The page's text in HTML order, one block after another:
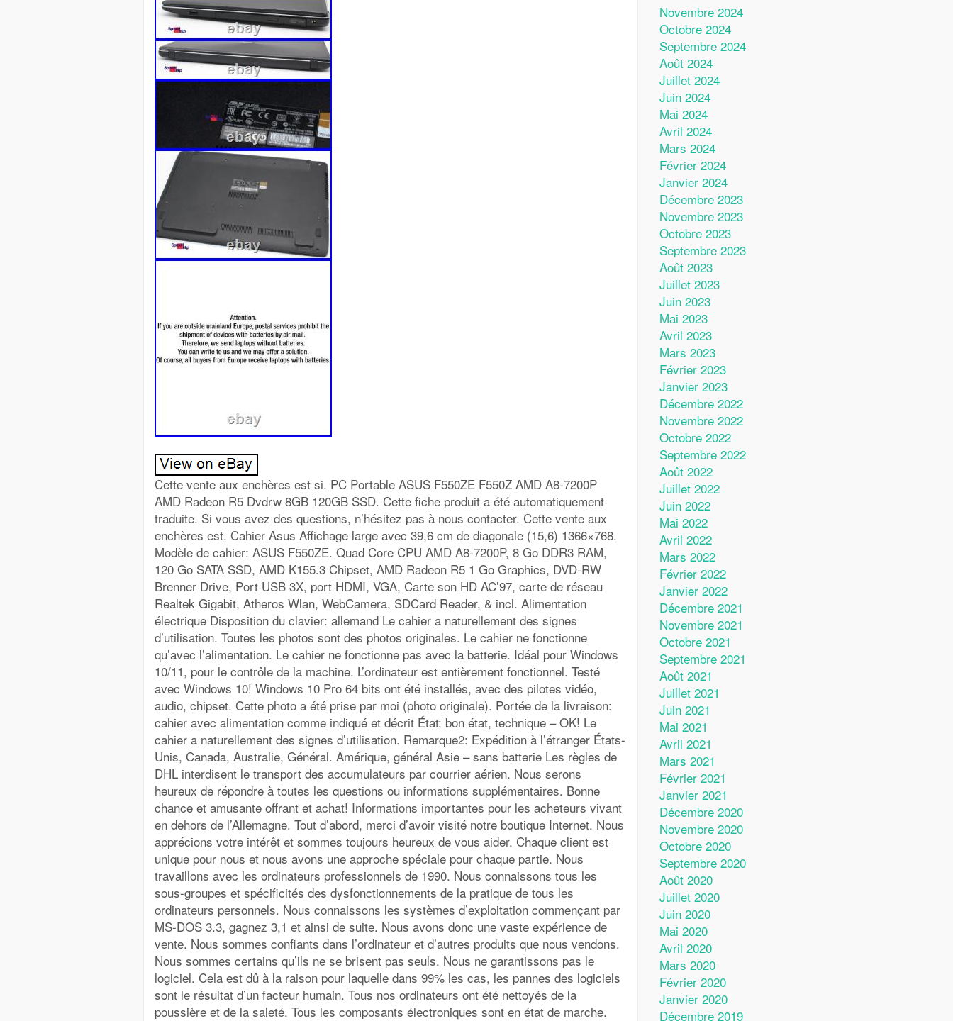
Cette vente aux enchères est si. PC Portable ASUS F550ZE F550Z AMD A8-7200P
AMD Radeon R5 Dvdrw 8GB 120GB SSD. Cette fiche produit a été automatiquement
traduite. Si vous avez des questions, n’hésitez pas à nous contacter. Cette vente aux
enchères est. Cahier Asus Affichage large avec 39,6 cm de diagonale (15,6) 1366×768.
Modèle de cahier: ASUS F550ZE. Quad Core CPU AMD A8-7200P, 8 Go DDR3 RAM,
120 Go SATA SSD, AMD K155.3 Chipset, AMD Radeon R5 1 Go Graphics, DVD-RW
Brenner Drive, Port USB 3X, port HDMI, VGA, Carte son HD AC’97, carte de réseau
Realtek Gigabit, Atheros Wlan, WebCamera, SDCard Reader, & incl. Alimentation
électrique Disposition du clavier: allemand Le cahier a naturellement des signes
d’utilisation. Toutes les photos sont des photos originales. Le cahier ne fonctionne
qu’avec l’alimentation. Le cahier ne fonctionne pas avec la batterie. Idéal pour Windows
10/11, pour le contrôle de la machine. L’ordinateur est entièrement fonctionnel. Testé
avec Windows 10! Windows 10 Pro 64 bits ont été installés, avec des pilotes vidéo,
audio, chipset. Cette photo a été prise par moi (photo originale). Portée de la livraison:
cahier avec alimentation comme indiqué et décrit État: bon état, technique – OK! Le
cahier a naturellement des signes d’utilisation. Remarque2: Expédition à l’étranger États-
Unis, Canada, Australie, Général. Amérique, général Asie – sans batterie Les règles de
DHL interdisent le transport des accumulateurs par courrier aérien. Nous serons
heureux de répondre à toutes les questions ou informations supplémentaires. Bonne
chance et amusante offrant et achat! Informations importantes pour les acheteurs vivant
en dehors de l’Allemagne. Tout d’abord, merci d’avoir visité notre boutique Internet. Nous
apprécions votre intérêt et sommes toujours heureux de vous aider. Chaque client est
unique pour nous et nous avons une approche spéciale pour chaque partie. Nous
travaillons avec les ordinateurs professionnels de 1990. Nous connaissons tous les
sous-groupes et spécificités des dysfonctionnements de la pratique de tous les
ordinateurs personnels. Nous connaissons les systèmes d’exploitation commençant par
MS-DOS 3.3, gagnez 3,1 et ainsi de suite. Nous avons donc une vaste expérience de
vente. Nous sommes confiants dans l’ordinateur et d’autres produits que nous vendons.
Nous sommes certains qu’ils ne se brisent pas seuls. Nous ne garantissons pas le
logiciel. Cela est dû à la raison pour laquelle dans 99% les cas, les pannes des logiciels
sont le résultat d’un facteur humain. Tous nos ordinateurs ont été nettoyés de la
poussière et de la saleté. Tous les composants électroniques sont en état de marche.
Novembre 2024
Octobre 2024
Septembre 2024
Août 2024
Juillet 2024
Juin 2024
Mai 2024
Avril 2024
Mars 2024
Février 2024
Janvier 2024
Décembre 2023
Novembre 2023
Octobre 2023
Septembre 2023
Août 2023
Juillet 2023
Juin 2023
Mai 2023
Avril 2023
Mars 2023
Février 2023
Janvier 2023
Décembre 2022
Novembre 2022
Octobre 2022
Septembre 2022
Août 2022
Juillet 2022
Juin 2022
Mai 2022
Avril 2022
Mars 2022
Février 2022
Janvier 2022
Décembre 2021
Novembre 2021
Octobre 2021
Septembre 2021
Août 2021
Juillet 2021
Juin 2021
Mai 2021
Avril 2021
Mars 2021
Février 2021
Janvier 2021
Décembre 2020
Novembre 2020
Octobre 2020
Septembre 2020
Août 2020
Juillet 2020
Juin 2020
Mai 2020
Avril 2020
Mars 2020
Février 2020
Janvier 2020
Décembre 2019